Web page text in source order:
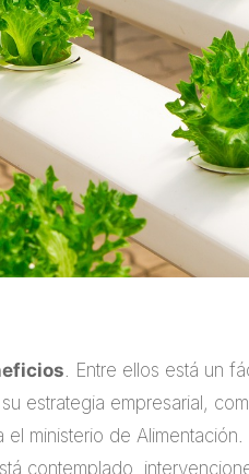
. Entre ellos está un
estrategia empresarial,
ministerio de
contemplado